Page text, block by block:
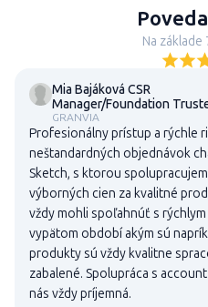
Na
Mia Bajáková CSR
Manager/Foundation
GRANVIA
Profesionálny prístup a rýchle
neštandardných objednávok
Sketch, s ktorou
výborných cien za kvalitné
vždy mohli spoľahnúť s
vypätom období akým sú
produkty sú vždy kvalitne
zabalené. Spolupráca s
nás vždy príjemná.